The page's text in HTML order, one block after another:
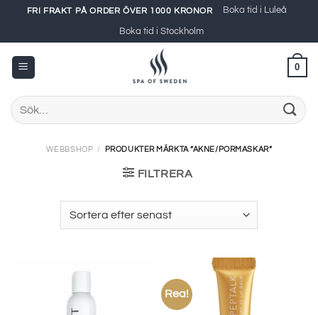
content
FRI FRAKT PÅ ORDER ÖVER 1000 KRONOR Boka tid i Luleå
Boka tid i Stockholm
0
Sök
efter:
WEBBSHOP / PRODUKTER MÄRKTA ”AKNE/PORMASKAR”
FILTRERA
Rea!